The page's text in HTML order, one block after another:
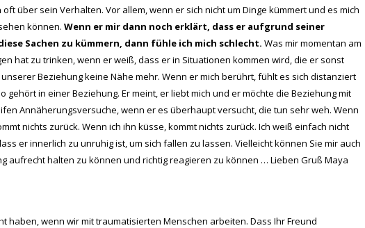
über sein Verhalten. Vor allem, wenn er sich nicht um Dinge kümmert und es mich
können. Wenn er mir dann noch erklärt, dass er aufgrund seiner
Sachen zu kümmern, dann fühle ich mich schlecht. Was mir momentan am
hat zu trinken, wenn er weiß, dass er in Situationen kommen wird, die er sonst
Beziehung keine Nähe mehr. Wenn er mich berührt, fühlt es sich distanziert
gehört in einer Beziehung. Er meint, er liebt mich und er möchte die Beziehung mit
Annäherungsversuche, wenn er es überhaupt versucht, die tun sehr weh. Wenn
nichts zurück. Wenn ich ihn küsse, kommt nichts zurück. Ich weiß einfach nicht
er innerlich zu unruhig ist, um sich fallen zu lassen. Vielleicht können Sie mir auch
aufrecht halten zu können und richtig reagieren zu können … Lieben Gruß Maya
haben, wenn wir mit traumatisierten Menschen arbeiten. Dass Ihr Freund